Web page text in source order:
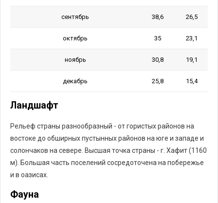
сентябрь 38,6 26,5
октябрь 35 23,1
ноябрь 30,8 19,1
декабрь 25,8 15,4
Ландшафт
Рельеф страны разнообразный - от гористых районов на
востоке до обширных пустынных районов на юге и западе и
солончаков на севере. Высшая точка страны - г. Хафит (1160
м). Большая часть поселений сосредоточена на побережье
и в оазисах.
Фауна